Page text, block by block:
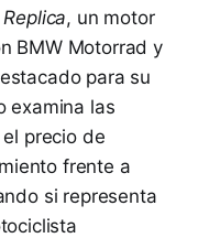
, un motor
BMW Motorrad y
para su
examina las
precio de
frente a
si representa